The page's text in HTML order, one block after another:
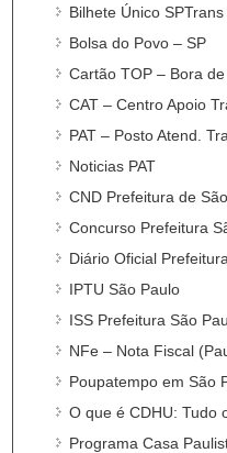
Bilhete Único SPTrans
Bolsa do Povo – SP
Cartão TOP – Bora
CAT – Centro Apoio
PAT – Posto Atend.
Noticias PAT
CND Prefeitura de
Concurso Prefeitura
Diário Oficial
IPTU São Paulo
ISS Prefeitura São
NFe – Nota Fiscal
Poupatempo em São
O que é CDHU: Tudo
Programa Casa